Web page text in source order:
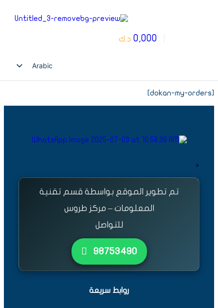
0,000 د.ك
Arabic
English
[dokan-my-orders]
<
تم تطوير الموقع بواسطة قسم تقنية
المعلومات – مركز طروس
للتواصل
٩٨٧٥٣٤٩٠
روابط سريعة